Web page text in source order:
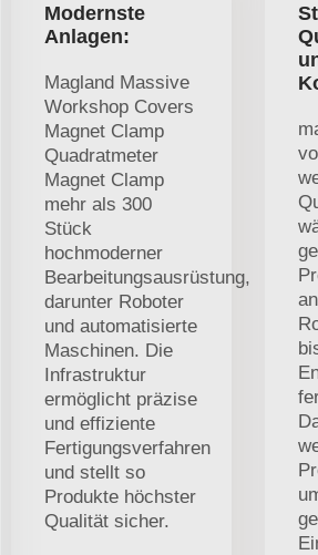
Modernste
Anlagen:
Magland Massive
Workshop Covers
Magnet Clamp
Quadratmeter
Magnet Clamp
mehr als 300
Stück
hochmoderner
Bearbeitungsausrüstung,
darunter Roboter
und automatisierte
Maschinen. Die
Infrastruktur
ermöglicht präzise
und effiziente
Fertigungsverfahren
und stellt so
Produkte höchster
Qualität sicher.